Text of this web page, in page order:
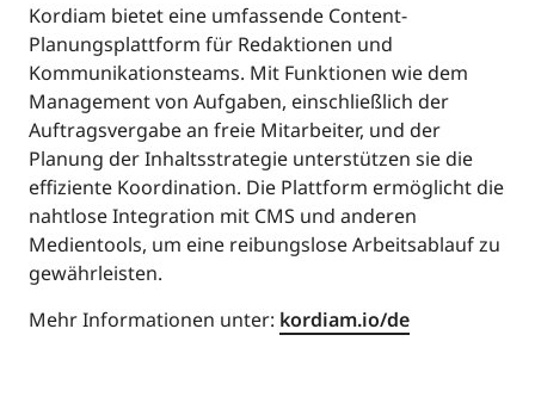
Kordiam bietet eine umfassende Content-
Planungsplattform für Redaktionen und
Kommunikationsteams. Mit Funktionen wie dem
Management von Aufgaben, einschließlich der
Auftragsvergabe an freie Mitarbeiter, und der
Planung der Inhaltsstrategie unterstützen sie die
effiziente Koordination. Die Plattform ermöglicht die
nahtlose Integration mit CMS und anderen
Medientools, um eine reibungslose Arbeitsablauf zu
gewährleisten.
Mehr Informationen unter: kordiam.io/de